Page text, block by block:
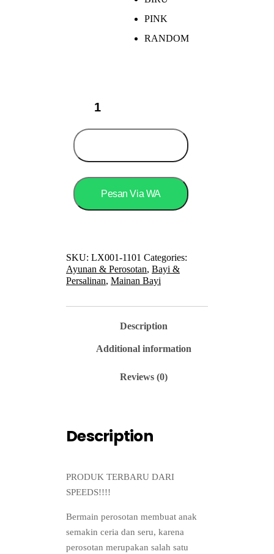
PINK
RANDOM
Perosotan
Karakter
Lucu
Mainan
Seluncuran
Anak
Free
Ring
Basket
1
Berkualitas
LX001-
1101
Pesan Via WA
SKU: LX001-1101 Categories:
Ayunan & Perosotan, Bayi &
Persalinan, Mainan Bayi
Description
Additional information
Reviews (0)
Description
PRODUK TERBARU DARI
SPEEDS!!!!
Bermain perosotan membuat anak
semakin ceria dan seru, karena
perosotan merupakan salah satu